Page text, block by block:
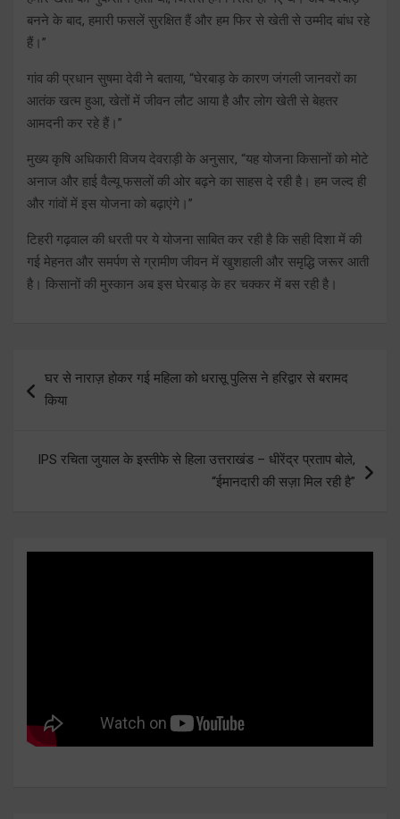
बनने के बाद, हमारी फसलें सुरक्षित हैं और हम फिर से खेती से उम्मीद बांध रहे
हैं।”
गांव की प्रधान सुषमा देवी ने बताया, “घेरबाड़ के कारण जंगली जानवरों का
आतंक खत्म हुआ, खेतों में जीवन लौट आया है और लोग खेती से बेहतर
आमदनी कर रहे हैं।”
मुख्य कृषि अधिकारी विजय देवराड़ी के अनुसार, “यह योजना किसानों को मोटे
अनाज और हाई वैल्यू फसलों की ओर बढ़ने का साहस दे रही है। हम जल्द ही
और गांवों में इस योजना को बढ़ाएंगे।”
टिहरी गढ़वाल की धरती पर ये योजना साबित कर रही है कि सही दिशा में की
गई मेहनत और समर्पण से ग्रामीण जीवन में खुशहाली और समृद्धि जरूर आती
है। किसानों की मुस्कान अब इस घेरबाड़ के हर चक्कर में बस रही है।
navigation
घर से नाराज़ होकर गई महिला को धरासू पुलिस ने हरिद्वार से बरामद
किया
IPS रचिता जुयाल के इस्तीफे से हिला उत्तराखंड – धीरेंद्र प्रताप बोले,
“ईमानदारी की सज़ा मिल रही है”